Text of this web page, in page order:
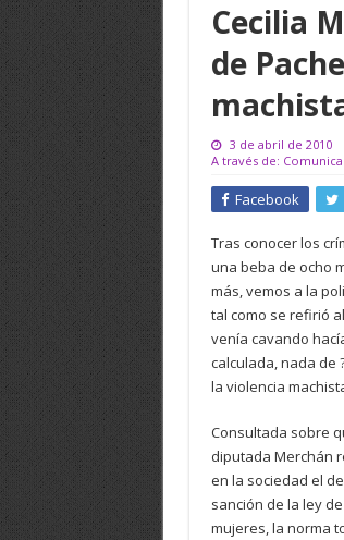
Cecilia
de
3 de abril de 2010
A través de:
Facebook
Tras conocer los
una beba de ocho
más, vemos a la
tal como se refirió
venía cavando
calculada, nada de
la violencia
Consultada sobre
diputada Merchán
en la sociedad el
sanción de la ley
mujeres, la norma